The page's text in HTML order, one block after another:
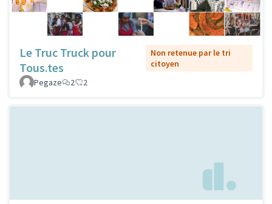
Le Truc Truck pour
Tous.tes
Non retenue par le tri
citoyen
Pegaze
2 2